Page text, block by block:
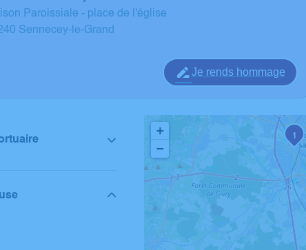
Paroissiale - place de l'église
Sennecey-le-Grand
Je rends hommage
1
+
−